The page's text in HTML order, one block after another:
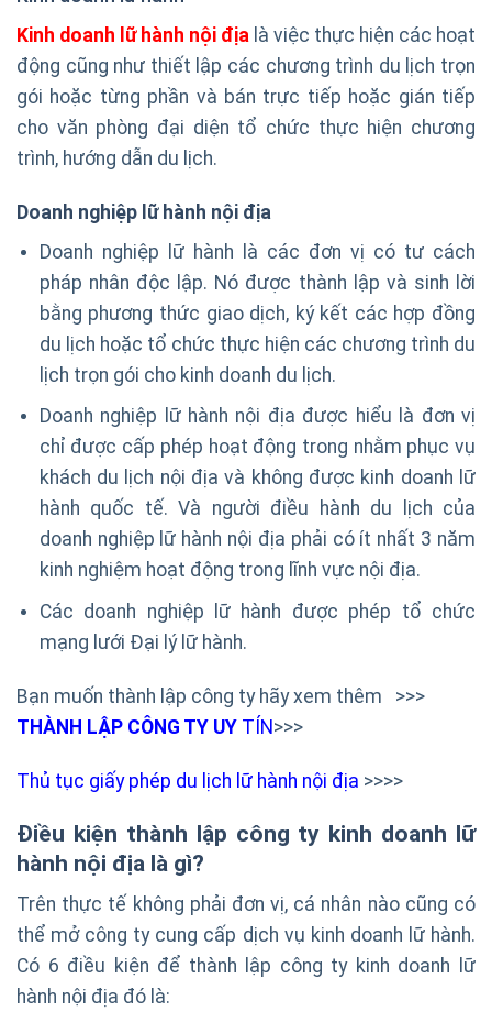
Kinh doanh lữ hành nội địa là việc thực hiện các hoạt
động cũng như thiết lập các chương trình du lịch trọn
gói hoặc từng phần và bán trực tiếp hoặc gián tiếp
cho văn phòng đại diện tổ chức thực hiện chương
trình, hướng dẫn du lịch.
Doanh nghiệp lữ hành nội địa
Doanh nghiệp lữ hành là các đơn vị có tư cách
pháp nhân độc lập. Nó được thành lập và sinh lời
bằng phương thức giao dịch, ký kết các hợp đồng
du lịch hoặc tổ chức thực hiện các chương trình du
lịch trọn gói cho kinh doanh du lịch.
Doanh nghiệp lữ hành nội địa được hiểu là đơn vị
chỉ được cấp phép hoạt động trong nhằm phục vụ
khách du lịch nội địa và không được kinh doanh lữ
hành quốc tế. Và người điều hành du lịch của
doanh nghiệp lữ hành nội địa phải có ít nhất 3 năm
kinh nghiệm hoạt động trong lĩnh vực nội địa.
Các doanh nghiệp lữ hành được phép tổ chức
mạng lưới Đại lý lữ hành.
Bạn muốn thành lập công ty hãy xem thêm >>>
THÀNH LẬP CÔNG TY UY TÍN>>>
Thủ tục giấy phép du lịch lữ hành nội địa >>>>
Điều kiện thành lập công ty kinh doanh lữ
hành nội địa là gì?
Trên thực tế không phải đơn vị, cá nhân nào cũng có
thể mở công ty cung cấp dịch vụ kinh doanh lữ hành.
Có 6 điều kiện để thành lập công ty kinh doanh lữ
hành nội địa đó là: